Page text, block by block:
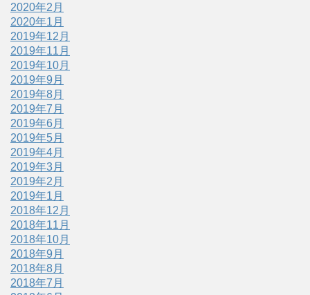
2020年2月
2020年1月
2019年12月
2019年11月
2019年10月
2019年9月
2019年8月
2019年7月
2019年6月
2019年5月
2019年4月
2019年3月
2019年2月
2019年1月
2018年12月
2018年11月
2018年10月
2018年9月
2018年8月
2018年7月